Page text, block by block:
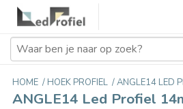
HOME / HOEK PROFIEL /ANGLE14 LED
ANGLE14 Led Profiel